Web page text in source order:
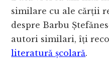
similare cu ale cărții
despre Barbu
autori similari, îți
literatură școlară.